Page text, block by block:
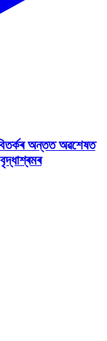
অন্তত অৱশেষত